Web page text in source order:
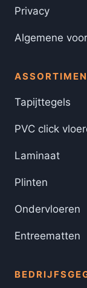
Privacy
Algemene
Tapijttegels
PVC click
Laminaat
Plinten
Ondervloeren
Entreematten